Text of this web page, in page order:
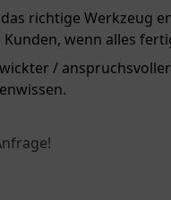
richtige Werkzeug
wenn alles
/